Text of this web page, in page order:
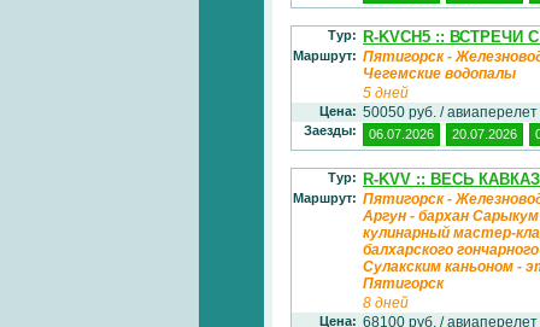
Тур: R-KVCH5 :: ВСТРЕЧИ
Маршрут: Пятигорск -
Чегемские водопалы
5 дней
Цена: 50050 руб. /
Заезды: 06.07.2026 20.07.2026
Тур: R-KVV :: ВЕСЬ
Маршрут: Пятигорск -
Аргун - бархан
кулинарный мастер-
балхарского
Сулакским каньоном -
Пятигорск
8 дней
Цена: 68100 руб. /